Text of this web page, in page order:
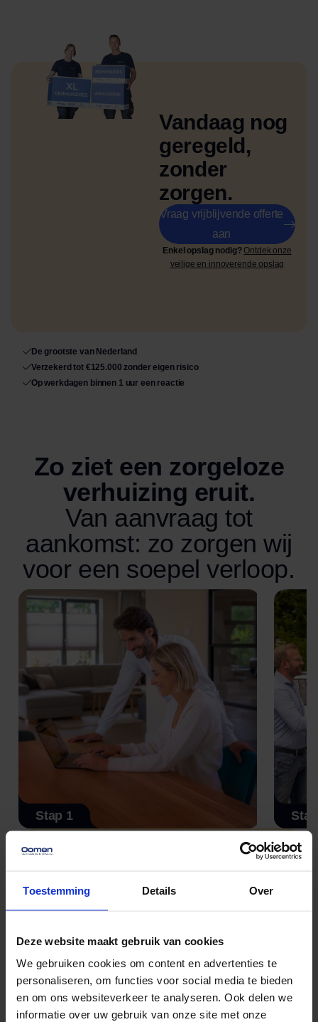
Toestemming Details Over
Deze website maakt gebruik van cookies
We gebruiken cookies om content en advertenties te
personaliseren, om functies voor social media te bieden
en om ons websiteverkeer te analyseren. Ook delen we
informatie over uw gebruik van onze site met onze
Vandaag nog
geregeld,
zonder
zorgen.
Vraag vrijblijvende offerte
aan
Enkel opslag nodig?Ontdek onze
veilige en innoverende opslag
De grootste van Nederland
Verzekerd tot €125.000 zonder eigen risico
Op werkdagen binnen 1 uur een reactie
Zo ziet een zorgeloze
verhuizing eruit.
Van aanvraag tot
aankomst: zo zorgen wij
voor een soepel verloop.
Stap 1
Vraag vrijblijvend een offerte aan en
Heldere uurtarieven, zonder
We
Van huis naar thuis, met
aandacht geregeld.